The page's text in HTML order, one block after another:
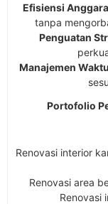
Efisiensi
tanpa
Penguatan
Manajemen
Portofolio
Renovasi interior
Renovasi area
Renovasi